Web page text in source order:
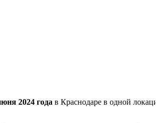
2024 года в Краснодаре в одной